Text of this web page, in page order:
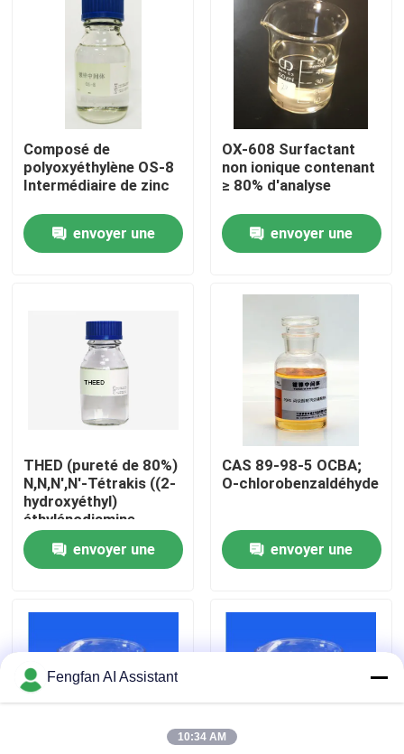
Accueil
À propos de nous
Visite de l'usine
Contrôle de qualité
Nous contacter
Demander un devis
Produits chimiques de zingage
Composé de
polyoxyéthylène OS-8
Intermédiaire de zinc
envoyer une
OX-608 Surfactant
non ionique contenant
≥ 80% d'analyse
envoyer une
THED (pureté de 80%)
N,N,N',N'-Tétrakis ((2-
hydroxyéthyl)
éthylénodiamine
envoyer une
CAS 89-98-5 OCBA;
O-chlorobenzaldéhyde
envoyer une
Fengfan AI Assistant
10:34 AM